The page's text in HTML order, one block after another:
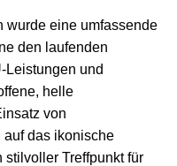
wurde eine umfassende
den laufenden
Leistungen und
helle
von
das ikonische
Treffpunkt für